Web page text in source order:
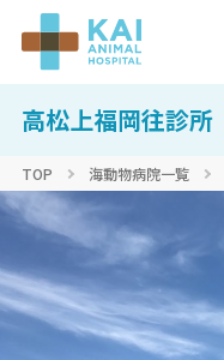
高松上福岡往診所
TOP 海動物病院一覧